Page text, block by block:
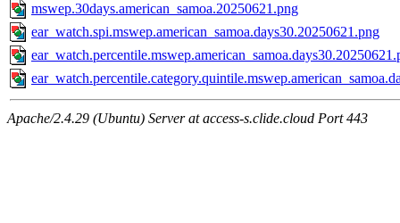
mswep.30days.american_samoa.20250621.png
ear_watch.spi.mswep.american_samoa.days30.20250621.png
Apache/2.4.29 (Ubuntu) Server at access-s.clide.cloud Port 443